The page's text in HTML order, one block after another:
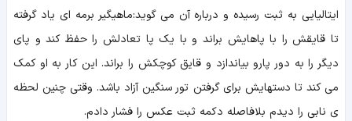
ایتالیایی به ثبت رسیده و درباره آن می گوید:ماهیگیر برمه ای یاد گرفته
تا قایقش را با پاهایش براند و با یک پا تعادلش را حفظ کند و پای
دیگر را به دور پارو بیاندازد و قایق کوچکش را براند. این کار به او کمک
می کند تا دستهایش برای گرفتن تور سنگین آزاد باشد. وقتی چنین لحظه
ی نابی را دیدم بلافاصله دکمه ثبت عکس را فشار دادم.